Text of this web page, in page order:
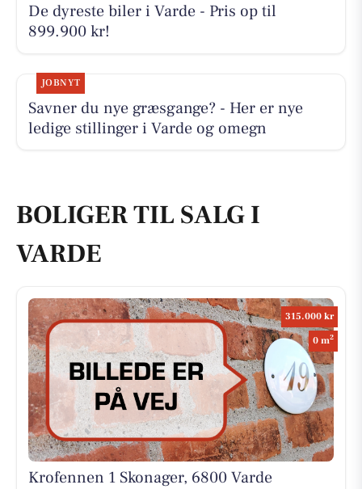
De dyreste biler i Varde - Pris op til
899.900 kr!
JOBNYT
Savner du nye græsgange? - Her er nye
ledige stillinger i Varde og omegn
BOLIGER TIL SALG I
VARDE
315.000 kr
0 m2
Krofennen 1 Skonager, 6800 Varde